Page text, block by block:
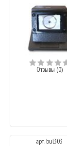
Отзывы (0)
арт. bul303